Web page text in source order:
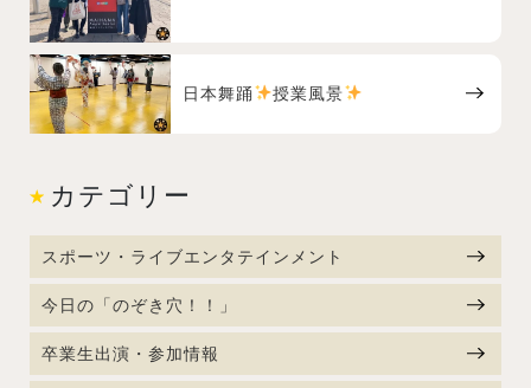
日本舞踊 授業風景
カテゴリー
スポーツ・ライブエンタテインメント
今日の「のぞき穴！！」
卒業生出演・参加情報